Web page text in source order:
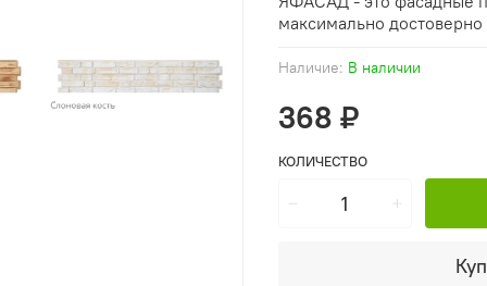
Наличие: В наличии
368 ₽
КОЛИЧЕСТВО
максимально